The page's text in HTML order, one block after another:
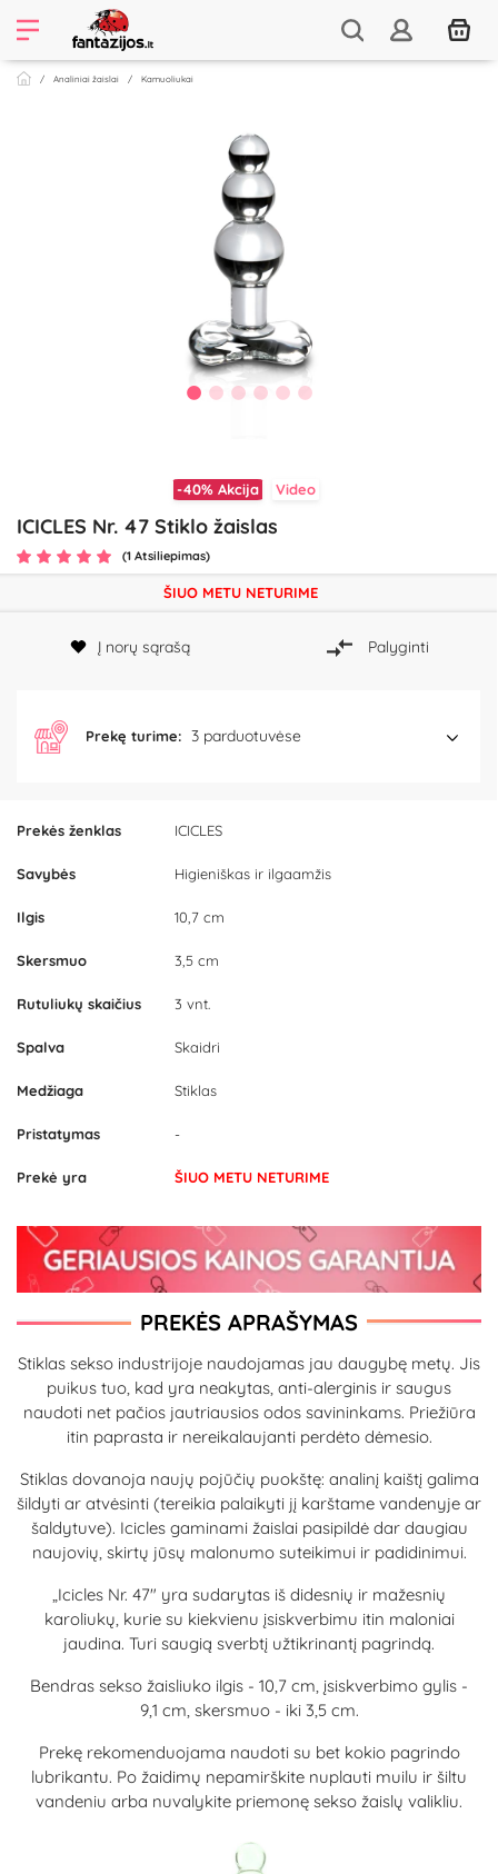
Analiniai žaislai Kamuoliukai
-40% Akcija Video
ICICLES Nr. 47 Stiklo žaislas
(1 Atsiliepimas)
Prekės ženklas ICICLES
Savybės Higieniškas ir ilgaamžis
Ilgis 10,7 cm
Skersmuo 3,5 cm
Rutuliukų skaičius 3 vnt.
Spalva Skaidri
Medžiaga Stiklas
Pristatymas -
Prekė yra ŠIUO METU NETURIME
ŠIUO METU NETURIME
Į norų sąrašą Palyginti
Prekę turime: 3 parduotuvėse
PREKĖS APRAŠYMAS
Stiklas sekso industrijoje naudojamas jau daugybę metų. Jis
puikus tuo, kad yra neakytas, anti-alerginis ir saugus
naudoti net pačios jautriausios odos savininkams. Priežiūra
itin paprasta ir nereikalaujanti perdėto dėmesio.
Stiklas dovanoja naujų pojūčių puokštę: analinį kaištį galima
šildyti ar atvėsinti (tereikia palaikyti jį karštame vandenyje ar
šaldytuve). Icicles gaminami žaislai pasipildė dar daugiau
naujovių, skirtų jūsų malonumo suteikimui ir padidinimui.
„Icicles Nr. 47" yra sudarytas iš didesnių ir mažesnių
karoliukų, kurie su kiekvienu įsiskverbimu itin maloniai
jaudina. Turi saugią sverbtį užtikrinantį pagrindą.
Bendras sekso žaisliuko ilgis - 10,7 cm, įsiskverbimo gylis -
9,1 cm, skersmuo - iki 3,5 cm.
Prekę rekomenduojama naudoti su bet kokio pagrindo
lubrikantu. Po žaidimų nepamirškite nuplauti muilu ir šiltu
vandeniu arba nuvalykite priemonę sekso žaislų valikliu.